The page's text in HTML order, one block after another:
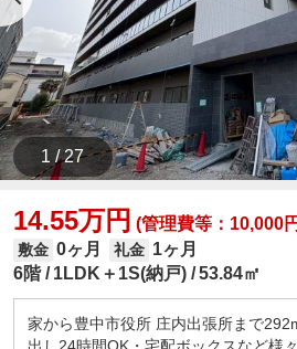
1 / 27
14.55万円 (管理費等：10,000
敷金 0ヶ月 礼金 1ヶ月
6階
1LDK＋1S(納戸) 53.84㎡
家から豊中市役所 庄内出張所まで